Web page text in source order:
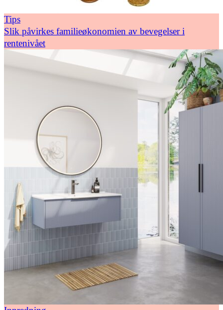
Tips
Slik påvirkes familieøkonomien av bevegelser i
rentenivået